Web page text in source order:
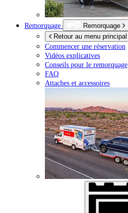
Remorquage
Remorquage
Retour au menu principal
Commencer une réservation
Vidéos explicatives
Conseils pour le remorquage
FAQ
Attaches et accessoires